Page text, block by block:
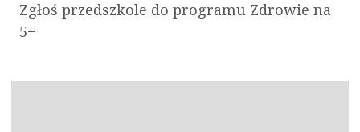
Zgłoś przedszkole do programu Zdrowie na
5+